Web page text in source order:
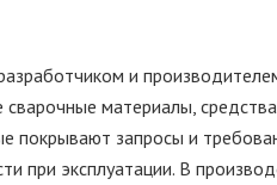
и
сварочные материалы,
покрывают запросы и
при эксплуатации. В